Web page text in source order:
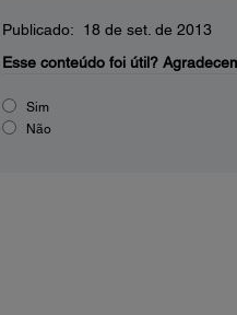
Publicado: 18 de set. de 2013
Esse conteúdo foi útil?
Sim
Não